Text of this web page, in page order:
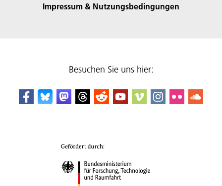
Impressum & Nutzungsbedingungen
Besuchen Sie uns hier: